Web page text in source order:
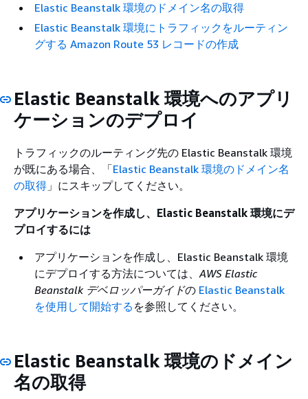
Elastic Beanstalk 環境のドメイン名の取得
Elastic Beanstalk 環境にトラフィックをルーティン
グする Amazon Route 53 レコードの作成
Elastic Beanstalk 環境へのアプリ
ケーションのデプロイ
トラフィックのルーティング先の Elastic Beanstalk 環境
が既にある場合、「Elastic Beanstalk 環境のドメイン名
の取得 」にスキップしてください。
アプリケーションを作成し、Elastic Beanstalk 環境にデ
プロイするには
アプリケーションを作成し、Elastic Beanstalk 環境
にデプロイする方法については、 AWS Elastic
Beanstalk デベロッパーガイドの Elastic Beanstalk
を使用して開始する を参照してください。
Elastic Beanstalk 環境のドメイン
名の取得